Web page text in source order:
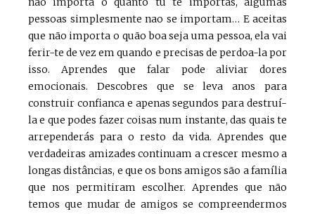
pessoas simplesmente nao se importam… E aceitas
que não importa o quão boa seja uma pessoa, ela vai
ferir-te de vez em quando e precisas de perdoa-la por
isso. Aprendes que falar pode aliviar dores
emocionais. Descobres que se leva anos para
construir confianca e apenas segundos para destruí-
la e que podes fazer coisas num instante, das quais te
arrependerás para o resto da vida. Aprendes que
verdadeiras amizades continuam a crescer mesmo a
longas distâncias, e que os bons amigos são a família
que nos permitiram escolher. Aprendes que não
temos que mudar de amigos se compreendermos